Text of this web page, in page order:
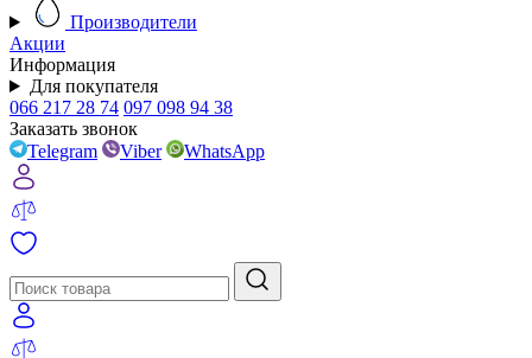
Производители
Акции
Информация
Для покупателя
066 217 28 74 097 098 94 38
Заказать звонок
Telegram
Viber WhatsApp